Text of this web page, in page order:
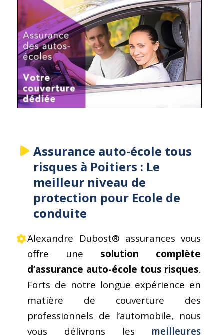
Assurance auto-école tous
risques à Poitiers : Le
meilleur niveau de
protection pour Ecole de
conduite
Alexandre Dubost® assurances vous
offre une solution complète
d’assurance auto-école tous risques.
Forts de notre longue expérience en
matière de couverture des
professionnels de l’automobile, nous
vous délivrons les meilleures